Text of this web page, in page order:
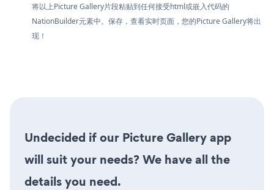
将以上Picture Gallery片段粘贴到任何接受html或嵌入代码的
NationBuilder元素中。保存，查看实时页面，您的Picture Gallery将出
现！
Undecided if our Picture Gallery app
will suit your needs? We have all the
details you need.